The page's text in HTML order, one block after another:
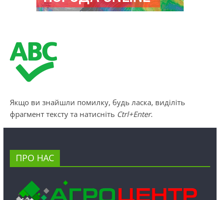
Якщо ви знайшли помилку, будь ласка, виділіть
фрагмент тексту та натисніть Ctrl+Enter.
ПРО НАС